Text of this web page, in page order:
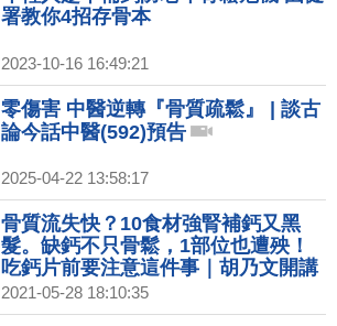
署教你4招存骨本
2023-10-16 16:49:21
零傷害 中醫逆轉『骨質疏鬆』 | 談古
論今話中醫(592)預告
2025-04-22 13:58:17
骨質流失快？10食材強腎補鈣又黑
髮。缺鈣不只骨鬆，1部位也遭殃！
吃鈣片前要注意這件事｜胡乃文開講
Dr.HU_86
2021-05-28 18:10:35